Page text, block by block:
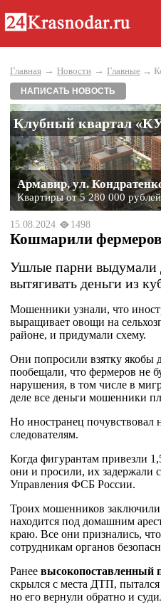
Главная → Новости → Главные →
НАПИСАТЬ НОВОСТЬ
Клубный квартал
Армавир, ул.
Квартиры от 5 280 000 рублей
15.08.2024 1498
Кошмарили фермеров
Ушлые парни выдумали
вытягивать деньги из
Мошенники узнали, что
выращивает овощи на
районе, и придумали схему.
Они попросили взятку якобы
пообещали, что фермеров не
нарушения, в том числе в
деле все деньги мошенники
Но иностранец почувствовал
следователям.
Когда фигурантам привезли
они и просили, их задержали
Управления ФСБ России.
Троих мошенников заключили
находится под домашним
краю. Все они признались,
сотрудникам органов
Ранее высокопоставленный
скрылся с места ДТП,
но его вернули обратно и